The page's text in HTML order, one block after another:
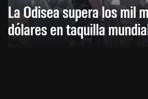
La Odisea supera los mil
dólares en taquilla